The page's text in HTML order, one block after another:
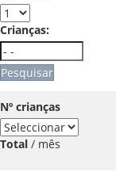
Crianças:
Pesquisar
Nº crianças
Total / mês